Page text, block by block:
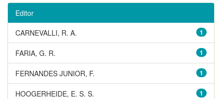
Editor
1
CARNEVALLI, R. A.
1
FARIA, G. R.
1
FERNANDES JUNIOR, F.
1
HOOGERHEIDE, E. S. S.